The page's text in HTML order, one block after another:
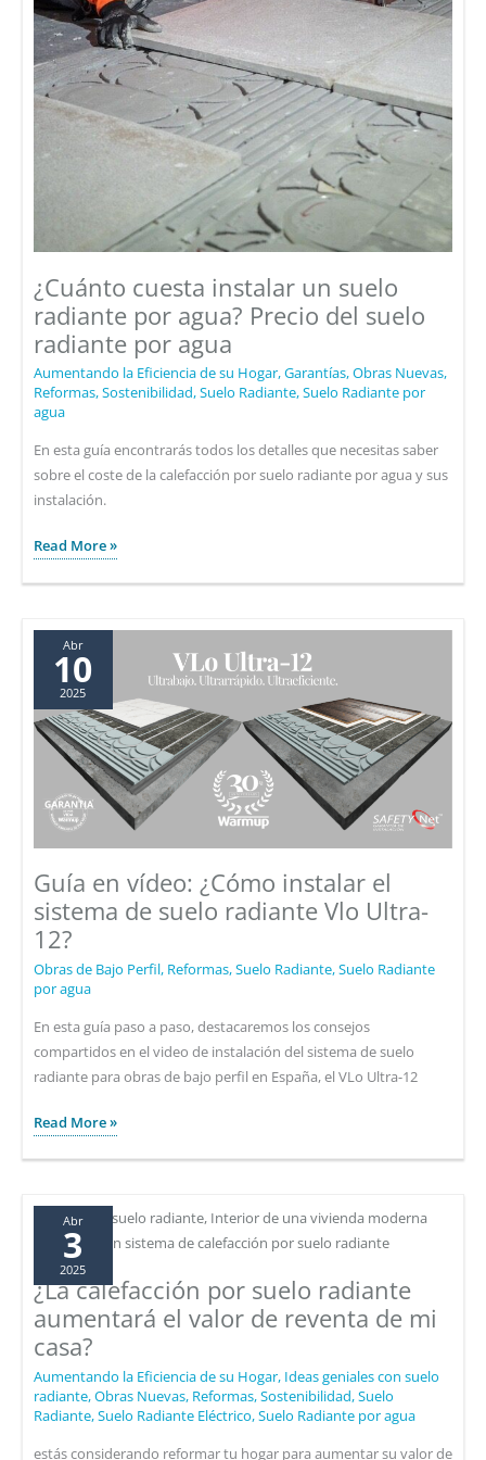
¿Cuánto cuesta instalar un suelo
radiante por agua? Precio del suelo
radiante por agua
Aumentando la Eficiencia de su Hogar,Garantías,Obras Nuevas,
Reformas,Sostenibilidad,Suelo Radiante,Suelo Radiante por
agua
En esta guía encontrarás todos los detalles que necesitas saber
sobre el coste de la calefacción por suelo radiante por agua y sus
instalación.
¿Cuánto
suelo
radiante
agua?
Precio
suelo
radiante por agua
Read More »
Abr
10
2025
Guía en vídeo: ¿Cómo instalar el
sistema de suelo radiante Vlo Ultra-
12?
Obras de Bajo Perfil, Reformas,Suelo Radiante,Suelo Radiante
por agua
En esta guía paso a paso, destacaremos los consejos
compartidos en el video de instalación del sistema de suelo
radiante para obras de bajo perfil en España, el VLo Ultra-12
Guía
instalar
sistema
de
suelo
radiante
Vlo
Ultra-
12?
Read More »
Abr
3
2025
¿La calefacción por suelo radiante
aumentará el valor de reventa de mi
casa?
Aumentando la Eficiencia de su Hogar, Ideas geniales con suelo
radiante,Obras Nuevas, Reformas,Sostenibilidad,Suelo
Radiante,Suelo Radiante Eléctrico,Suelo Radiante por agua
estás considerando reformar tu hogar para aumentar su valor de